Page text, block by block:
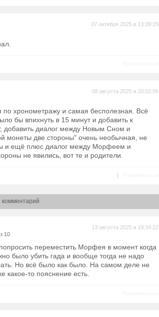
07 октября 2025 в 13:39:20
08 августа 2025 в 20:02:06
хронометражу и самая бесполезная. Всё
бы впихнуть в 15 минут и добавить к
добавить диалог между Новым Сном и
монеты две стороны" очень необычная, не
и ещё плюс диалог между Морфеем и
не явились, вот те и родители.
|
10
13 августа 2025 в 19:34:22
переместить Морфея в момент когда
было убить гада и вообще тогда не надо
Но всё было как было. На самом деле не
какое-то пояснение есть.